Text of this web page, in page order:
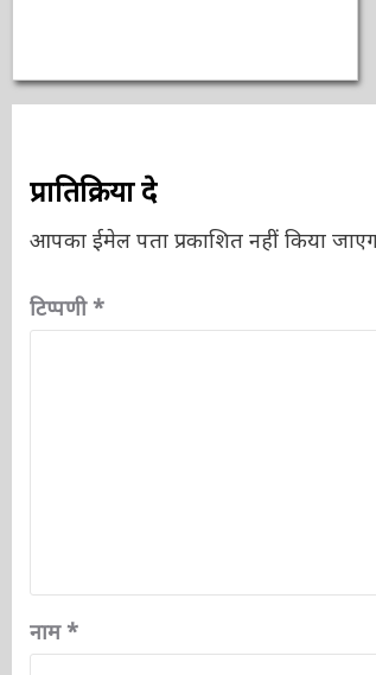
प्रातिक्रिया दे
आपका ईमेल पता प्रकाशित नहीं किया जाएगा.
टिप्पणी*
नाम*